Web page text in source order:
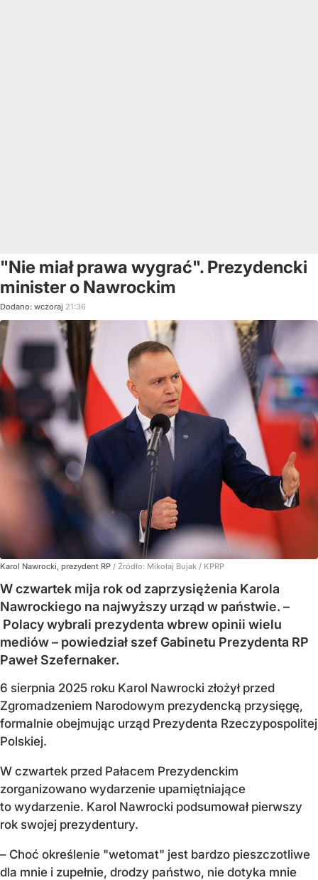
"Nie miał prawa wygrać". Prezydencki
minister o Nawrockim
Dodano: wczoraj 21:36
Karol Nawrocki, prezydent RP / Źródło: Mikołaj Bujak / KPRP
W czwartek mija rok od zaprzysiężenia Karola
Nawrockiego na najwyższy urząd w państwie. –
Polacy wybrali prezydenta wbrew opinii wielu
mediów – powiedział szef Gabinetu Prezydenta RP
Paweł Szefernaker.
6 sierpnia 2025 roku Karol Nawrocki złożył przed
Zgromadzeniem Narodowym prezydencką przysięgę,
formalnie obejmując urząd Prezydenta Rzeczypospolitej
Polskiej.
W czwartek przed Pałacem Prezydenckim
zorganizowano wydarzenie upamiętniające
to wydarzenie. Karol Nawrocki podsumował pierwszy
rok swojej prezydentury.
– Choć określenie "wetomat" jest bardzo pieszczotliwe
dla mnie i zupełnie, drodzy państwo, nie dotyka mnie